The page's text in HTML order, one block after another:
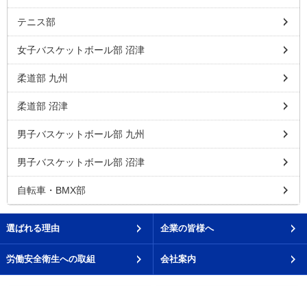
テニス部
女子バスケットボール部 沼津
柔道部 九州
柔道部 沼津
男子バスケットボール部 九州
男子バスケットボール部 沼津
自転車・BMX部
選ばれる理由 企業の皆様へ
労働安全衛生への取組 会社案内